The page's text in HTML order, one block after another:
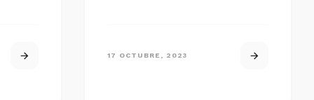
17 OCTUBRE, 2023